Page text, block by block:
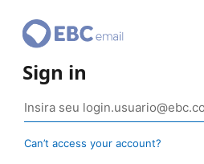
Sign in
Can’t access your account?